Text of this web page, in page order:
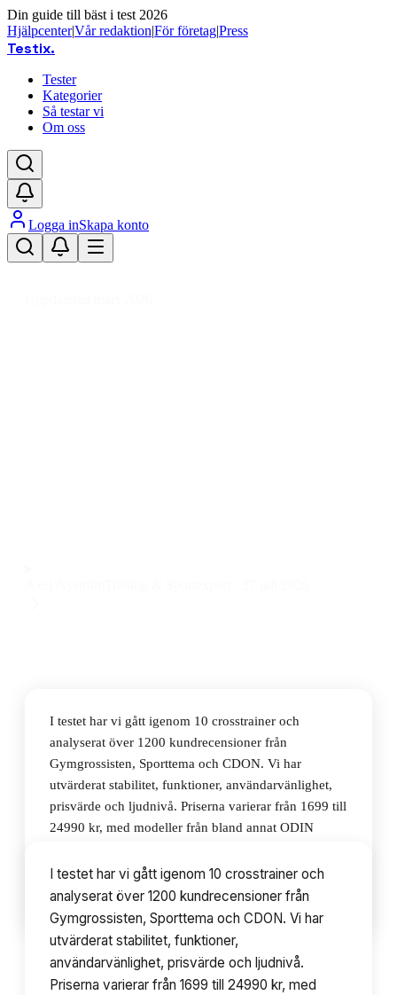
Din guide till bäst i test 2026
Hjälpcenter|Vår redaktion|För företag|Press
Testix.
Tester
Kategorier
Så testar vi
Om oss
Logga inSkapa konto
I testet har vi gått igenom 10 crosstrainer och
analyserat över 1200 kundrecensioner från
Gymgrossisten, Sporttema och CDON. Vi har
utvärderat stabilitet, funktioner, användarvänlighet,
prisvärde och ljudnivå. Priserna varierar från 1699 till
24990 kr, med modeller från bland annat ODIN
Innehållsförteckning 10avsnitt
I testet har vi gått igenom 10 crosstrainer och
analyserat över 1200 kundrecensioner från
Gymgrossisten, Sporttema och CDON. Vi har
utvärderat stabilitet, funktioner,
användarvänlighet, prisvärde och ljudnivå.
Priserna varierar från 1699 till 24990 kr, med